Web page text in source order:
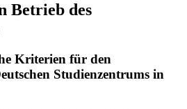
Betrieb des
Kriterien für den
Studienzentrums in